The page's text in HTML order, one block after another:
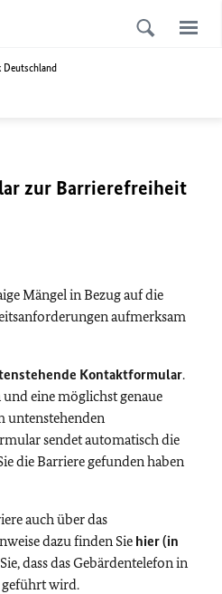
Deutschland
zur Barrierefreiheit
Mängel in Bezug auf die
aufmerksam
Kontaktformular.
eine möglichst genaue
untenstehenden
sendet automatisch die
die Barriere gefunden haben
auch über das
dazu finden Sie hier (in
dass das Gebärdentelefon in
geführt wird.